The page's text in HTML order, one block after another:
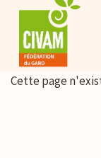
Cette page